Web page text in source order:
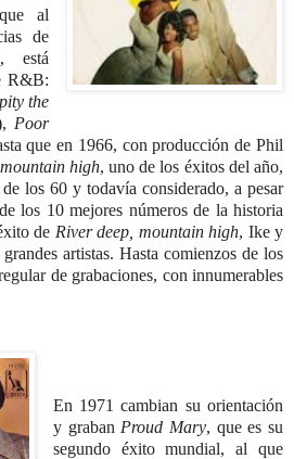
al
de
está
R&B:
the
Poor
que en 1966, con producción de Phil
mountain high, uno de los éxitos del año,
los 60 y todavía considerado, a pesar
los 10 mejores números de la historia
de River deep, mountain high, Ike y
artistas. Hasta comienzos de los
de grabaciones, con innumerables
En 1971 cambian su orientación
y graban Proud Mary, que es su
segundo éxito mundial, al que